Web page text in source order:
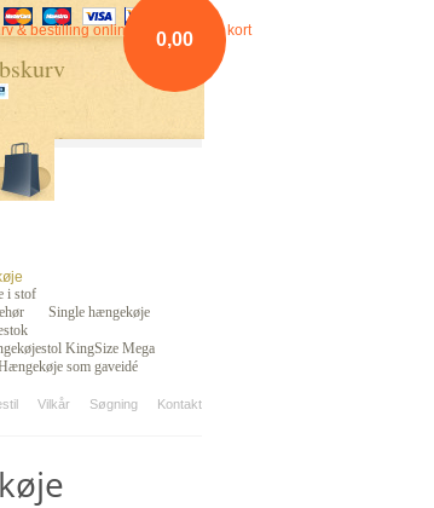
& bestilling online betaling med kort
0,00
i stof
Single hængekøje
KingSize Mega
som gaveidé
Vilkår Søgning Kontakt